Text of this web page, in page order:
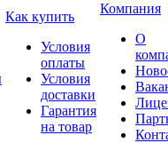
Как купить
Условия
оплаты
Условия
доставки
Гарантия
на товар
Компания
О